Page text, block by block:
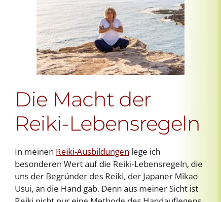
Die Macht der
Reiki-Lebensregeln
In meinen Reiki-Ausbildungen lege ich
besonderen Wert auf die Reiki-Lebensregeln, die
uns der Begründer des Reiki, der Japaner Mikao
Usui, an die Hand gab. Denn aus meiner Sicht ist